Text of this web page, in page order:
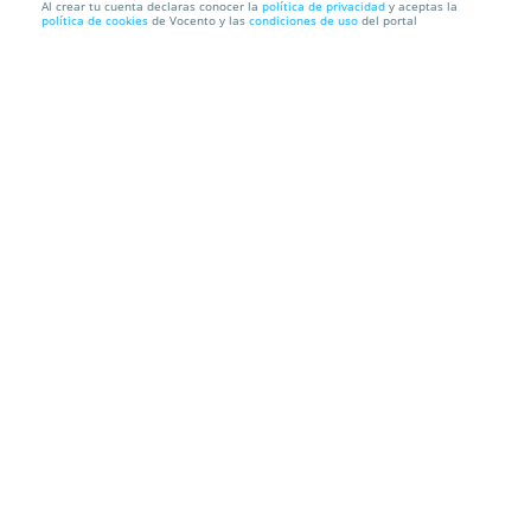
Undersea Festival
Al crear tu cuenta declaras conocer la política de privacidad y aceptas la
política de cookies de Vocento y las condiciones de uso del portal